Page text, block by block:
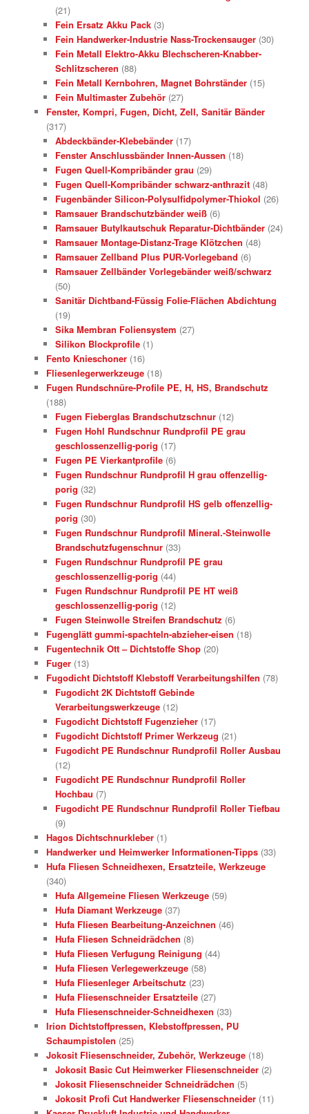
(21)
Fein Ersatz Akku Pack (3)
Fein Handwerker-Industrie Nass-Trockensauger (30)
Fein Metall Elektro-Akku Blechscheren-Knabber-
Schlitzscheren (88)
Fein Metall Kernbohren, Magnet Bohrständer (15)
Fein Multimaster Zubehör (27)
Fenster, Kompri, Fugen, Dicht, Zell, Sanitär Bänder
(317)
Abdeckbänder-Klebebänder (17)
Fenster Anschlussbänder Innen-Aussen (18)
Fugen Quell-Kompribänder grau (29)
Fugen Quell-Kompribänder schwarz-anthrazit (48)
Fugenbänder Silicon-Polysulfidpolymer-Thiokol (26)
Ramsauer Brandschutzbänder weiß (6)
Ramsauer Butylkautschuk Reparatur-Dichtbänder (24)
Ramsauer Montage-Distanz-Trage Klötzchen (48)
Ramsauer Zellband Plus PUR-Vorlegeband (6)
Ramsauer Zellbänder Vorlegebänder weiß/schwarz
(50)
Sanitär Dichtband-Füssig Folie-Flächen Abdichtung
(19)
Sika Membran Foliensystem (27)
Silikon Blockprofile (1)
Fento Knieschoner (16)
Fliesenlegerwerkzeuge (18)
Fugen Rundschnüre-Profile PE, H, HS, Brandschutz
(188)
Fugen Fieberglas Brandschutzschnur (12)
Fugen Hohl Rundschnur Rundprofil PE grau
geschlossenzellig-porig (17)
Fugen PE Vierkantprofile (6)
Fugen Rundschnur Rundprofil H grau offenzellig-
porig (32)
Fugen Rundschnur Rundprofil HS gelb offenzellig-
porig (30)
Fugen Rundschnur Rundprofil Mineral.-Steinwolle
Brandschutzfugenschnur (33)
Fugen Rundschnur Rundprofil PE grau
geschlossenzellig-porig (44)
Fugen Rundschnur Rundprofil PE HT weiß
geschlossenzellig-porig (12)
Fugen Steinwolle Streifen Brandschutz (6)
Fugenglätt gummi-spachteln-abzieher-eisen (18)
Fugentechnik Ott – Dichtstoffe Shop (20)
Fuger (13)
Fugodicht Dichtstoff Klebstoff Verarbeitungshilfen (78)
Fugodicht 2K Dichtstoff Gebinde
Verarbeitungswerkzeuge (12)
Fugodicht Dichtstoff Fugenzieher (17)
Fugodicht Dichtstoff Primer Werkzeug (21)
Fugodicht PE Rundschnur Rundprofil Roller Ausbau
(12)
Fugodicht PE Rundschnur Rundprofil Roller
Hochbau (7)
Fugodicht PE Rundschnur Rundprofil Roller Tiefbau
(9)
Hagos Dichtschnurkleber (1)
Handwerker und Heimwerker Informationen-Tipps (33)
Hufa Fliesen Schneidhexen, Ersatzteile, Werkzeuge
(340)
Hufa Allgemeine Fliesen Werkzeuge (59)
Hufa Diamant Werkzeuge (37)
Hufa Fliesen Bearbeitung-Anzeichnen (46)
Hufa Fliesen Schneidrädchen (8)
Hufa Fliesen Verfugung Reinigung (44)
Hufa Fliesen Verlegewerkzeuge (58)
Hufa Fliesenleger Arbeitschutz (23)
Hufa Fliesenschneider Ersatzteile (27)
Hufa Fliesenschneider-Schneidhexen (33)
Irion Dichtstoffpressen, Klebstoffpressen, PU
Schaumpistolen (25)
Jokosit Fliesenschneider, Zubehör, Werkzeuge (18)
Jokosit Basic Cut Heimwerker Fliesenschneider (2)
Jokosit Fliesenschneider Schneidrädchen (5)
Jokosit Profi Cut Handwerker Fliesenschneider (11)